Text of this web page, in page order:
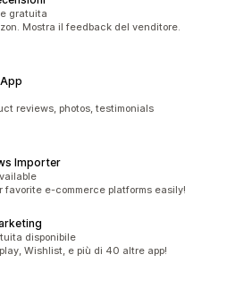
gratuita
Mostra il feedback del venditore.
reviews, photos, testimonials
Importer
favorite e-commerce platforms easily!
disponibile
Wishlist, e più di 40 altre app!